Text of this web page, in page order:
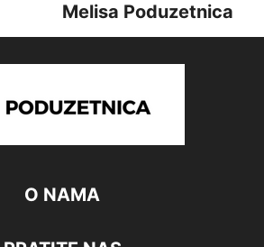
Melisa Poduzetnica
O NAMA